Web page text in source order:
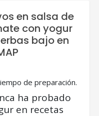
en salsa de
con yogur
bajo en
de preparación.
ha probado
en recetas